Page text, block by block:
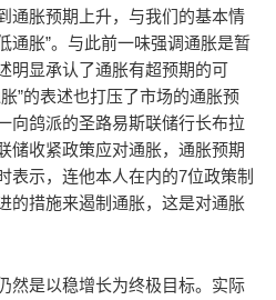
通胀预期上升，与我们的基本情
通胀”。与此前一味强调通胀是暂
明显承认了通胀有超预期的可
”的表述也打压了市场的通胀预
向鸽派的圣路易斯联储行长布拉
储收紧政策应对通胀，通胀预期
表示，连他本人在内的7位政策制
的措施来遏制通胀，这是对通胀
然是以稳增长为终极目标。实际